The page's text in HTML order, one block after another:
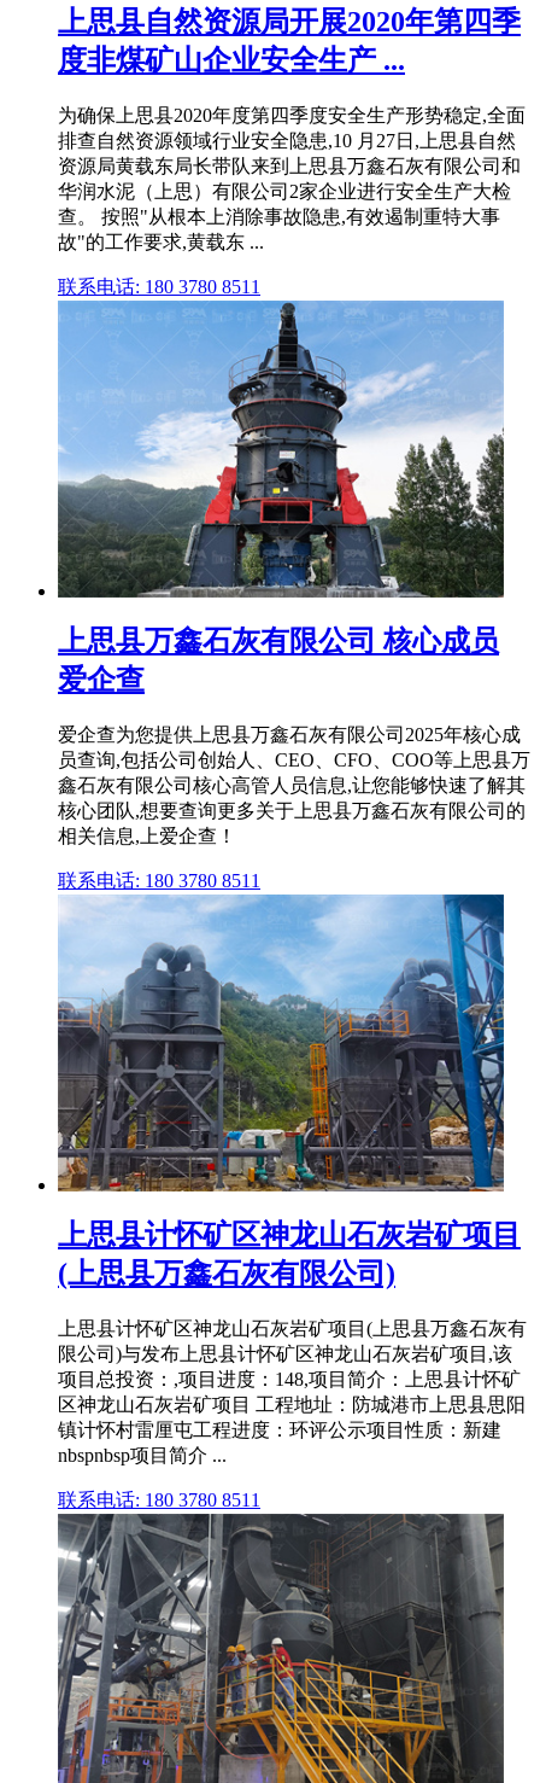
上思县自然资源局开展2020年第四季
度非煤矿山企业安全生产 ...
为确保上思县2020年度第四季度安全生产形势稳定,全面
排查自然资源领域行业安全隐患,10 月27日,上思县自然
资源局黄载东局长带队来到上思县万鑫石灰有限公司和
华润水泥（上思）有限公司2家企业进行安全生产大检
查。 按照"从根本上消除事故隐患,有效遏制重特大事
故"的工作要求,黄载东 ...
联系电话: 180 3780 8511
上思县万鑫石灰有限公司 核心成员
爱企查
爱企查为您提供上思县万鑫石灰有限公司2025年核心成
员查询,包括公司创始人、CEO、CFO、COO等上思县万
鑫石灰有限公司核心高管人员信息,让您能够快速了解其
核心团队,想要查询更多关于上思县万鑫石灰有限公司的
相关信息,上爱企查！
联系电话: 180 3780 8511
上思县计怀矿区神龙山石灰岩矿项目
(上思县万鑫石灰有限公司)
上思县计怀矿区神龙山石灰岩矿项目(上思县万鑫石灰有
限公司)与发布上思县计怀矿区神龙山石灰岩矿项目,该
项目总投资：,项目进度：148,项目简介：上思县计怀矿
区神龙山石灰岩矿项目 工程地址：防城港市上思县思阳
镇计怀村雷厘屯工程进度：环评公示项目性质：新建
nbspnbsp项目简介 ...
联系电话: 180 3780 8511